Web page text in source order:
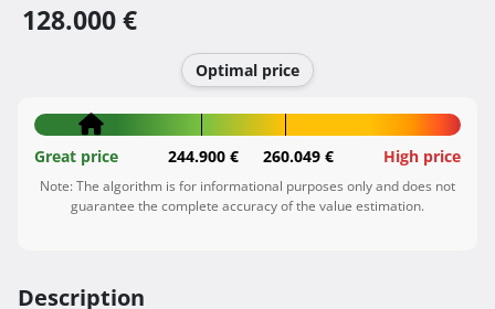
128.000 €
Optimal price
Great price 244.900 € 260.049 € High price
Note: The algorithm is for informational purposes only and does not
guarantee the complete accuracy of the value estimation.
Description